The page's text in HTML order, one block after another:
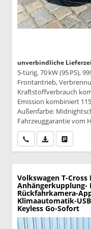
unverbindliche
5-türig, 70 kW (95 PS),
Frontantrieb,
Kraftstoffverbrauch
Emission kombiniert
Außenfarbe:
Fahrzeuggarantie vom
Wir rufen Sie an
PDF-Datei,
Volkswagen T-Cross
Anhängerkupplung-
Rückfahrkamera-
Klimaautomatik-
Keyless Go-Sofort